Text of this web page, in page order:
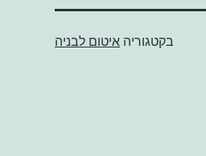
בקטגוריה איטום לבניה